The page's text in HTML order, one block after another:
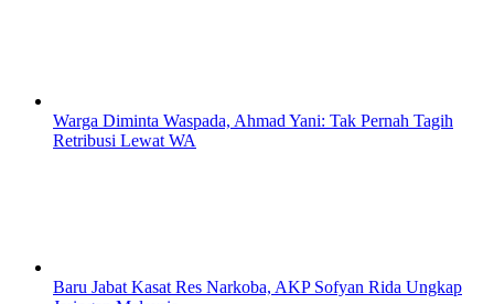
Warga Diminta Waspada, Ahmad Yani: Tak Pernah Tagih
Retribusi Lewat WA
Baru Jabat Kasat Res Narkoba, AKP Sofyan Rida Ungkap